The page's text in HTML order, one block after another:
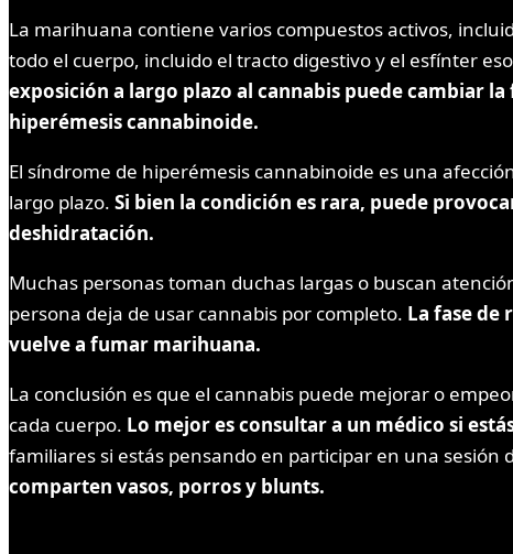
La marihuana contiene varios compuestos activos,
todo el cuerpo, incluido el tracto digestivo y el esfínter
exposición a largo plazo al cannabis puede cambiar
hiperémesis cannabinoide.
El síndrome de hiperémesis cannabinoide es una
largo plazo. Si bien la condición es rara, puede
deshidratación.
Muchas personas toman duchas largas o buscan
persona deja de usar cannabis por completo. La fase de
vuelve a fumar marihuana.
La conclusión es que el cannabis puede mejorar o
cada cuerpo. Lo mejor es consultar a un médico si
familiares si estás pensando en participar en una
comparten vasos, porros y blunts.